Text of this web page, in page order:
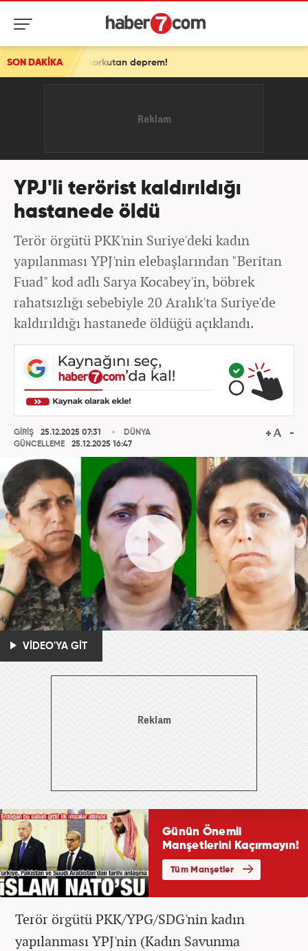
SON DAKİKA
korkutan deprem!
YPJ'li terörist kaldırıldığı
hastanede öldü
Terör örgütü PKK'nin Suriye'deki kadın
yapılanması YPJ'nin elebaşlarından "Beritan
Fuad" kod adlı Sarya Kocabey'in, böbrek
rahatsızlığı sebebiyle 20 Aralık'ta Suriye'de
kaldırıldığı hastanede öldüğü açıklandı.
GİRİŞ
25.12.2025 07:31
GÜNCELLEME
25.12.2025 16:47
DÜNYA
VİDEO'YA GİT
Terör örgütü PKK/YPG/SDG'nin kadın
yapılanması YPJ'nin (Kadın Savunma